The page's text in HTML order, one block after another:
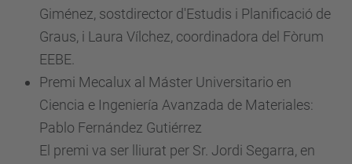
Giménez, sostdirector d'Estudis i Planificació de
Graus, i Laura Vílchez, coordinadora del Fòrum
EEBE.
Premi Mecalux al Máster Universitario en
Ciencia e Ingeniería Avanzada de Materiales:
Pablo Fernández Gutiérrez
El premi va ser lliurat per Sr. Jordi Segarra, en